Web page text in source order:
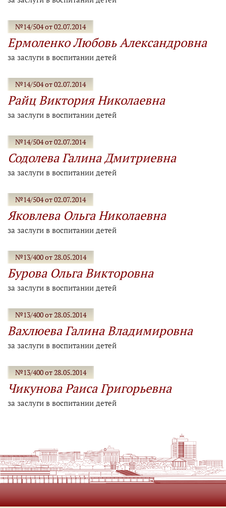
№14/504 от 02.07.2014
Ермоленко Любовь Александровна
за заслуги в воспитании детей
№14/504 от 02.07.2014
Райц Виктория Николаевна
за заслуги в воспитании детей
№14/504 от 02.07.2014
Содолева Галина Дмитриевна
за заслуги в воспитании детей
№14/504 от 02.07.2014
Яковлева Ольга Николаевна
за заслуги в воспитании детей
№13/400 от 28.05.2014
Бурова Ольга Викторовна
за заслуги в воспитании детей
№13/400 от 28.05.2014
Вахлюева Галина Владимировна
за заслуги в воспитании детей
№13/400 от 28.05.2014
Чикунова Раиса Григорьевна
за заслуги в воспитании детей